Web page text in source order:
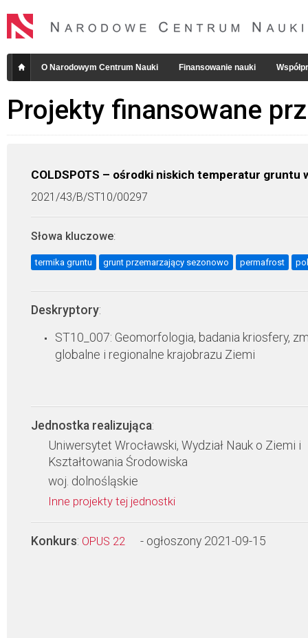
O Narodowym Centrum Nauki Finansowanie nauki
Projekty finansowane
COLDSPOTS – ośrodki niskich temperatur gruntu
2021/43/B/ST10/00297
Słowa kluczowe:
termika gruntu grunt przemarzający sezonowo permafrost
Deskryptory:
ST10_007: Geomorfologia, badania kriosfery,
globalne i regionalne krajobrazu Ziemi
Jednostka realizująca:
Uniwersytet Wrocławski, Wydział Nauk o Ziemi i
Kształtowania Środowiska
woj. dolnośląskie
Inne projekty tej jednostki
Konkurs: OPUS 22 - ogłoszony 2021-09-15